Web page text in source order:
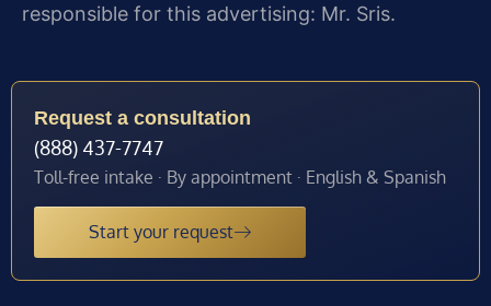
responsible for this advertising: Mr. Sris.
Request a consultation
(888) 437-7747
Toll-free intake · By appointment · English & Spanish
Start your request